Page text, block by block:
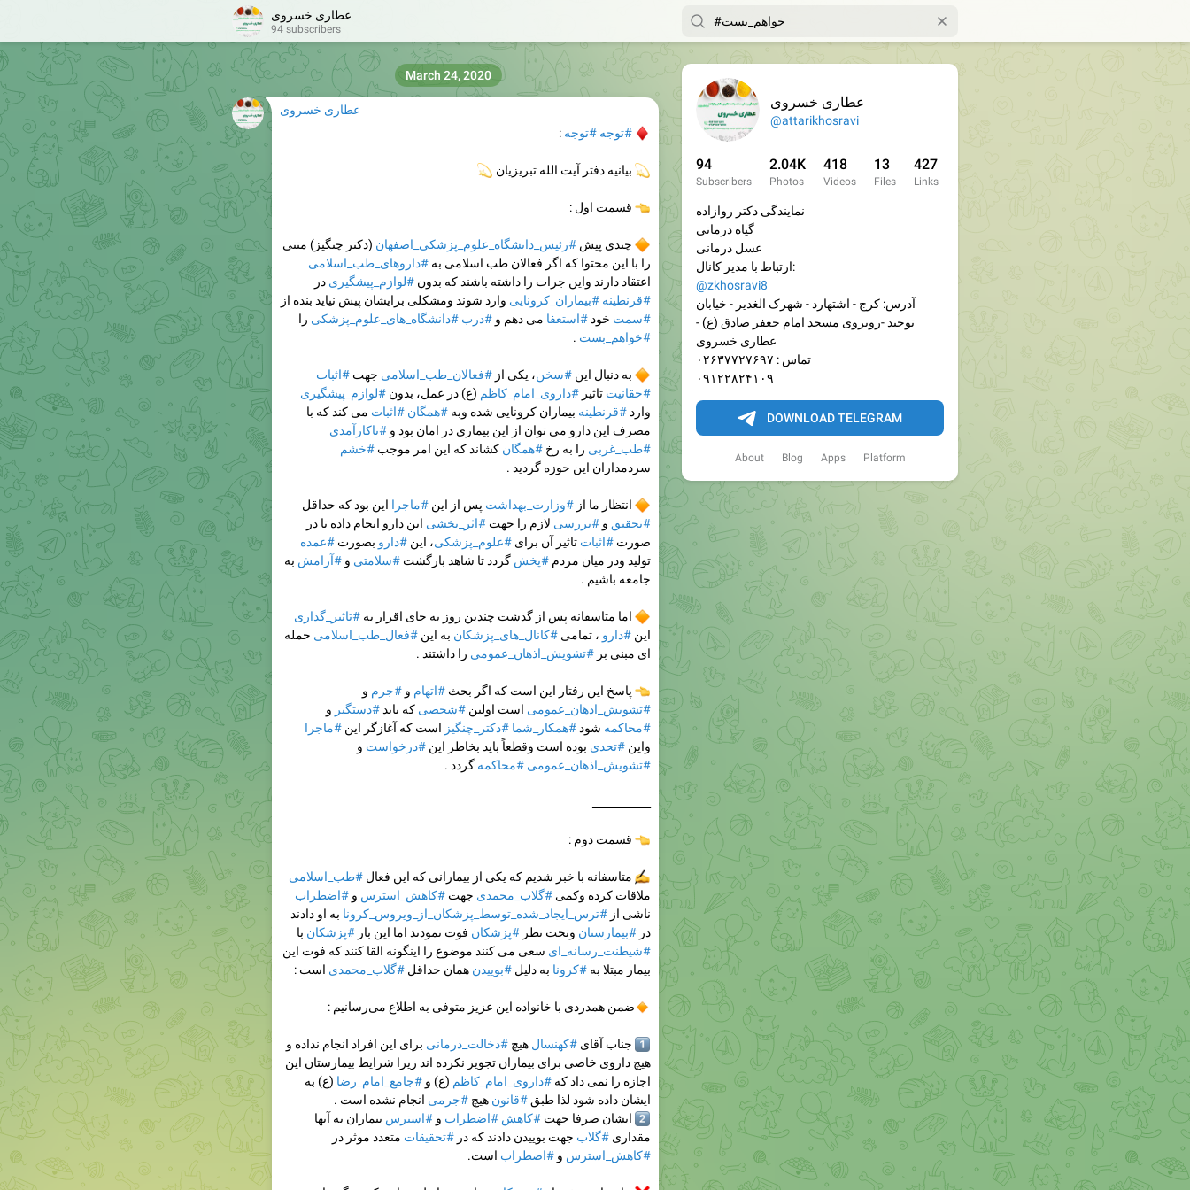
عطاری خسروی
@attarikhosravi
94
Subscribers
2.04K
Photos
418
Videos
13
Files
427
Links
نمایندگی دکتر روازاده
گیاه درمانی
عسل درمانی
ارتباط با مدیر کانال:
@zkhosravi8
آدرس: کرج - اشتهارد - شهرک الغدیر - خیابان
توحید -روبروی مسجد امام جعفر صادق (ع) -
عطاری خسروی
تماس : ۰۲۶۳۷۷۲۷۶۹۷
۰۹۱۲۲۸۲۴۱۰۹
DOWNLOAD TELEGRAM
About Blog Apps Platform
عطاری خسروی
94 subscribers
عطاری خسروی
♦️#توجه #توجه :
💫بیانیه دفتر آیت الله تبریزیان
💫
👈قسمت اول :
🔶چندی پیش#رئیس_دانشگاه_علوم_پزشکی_اصفهان (دکتر چنگیز) متنی
را با این محتوا که اگر فعالان طب اسلامی به #داروهای_طب_اسلامی
اعتقاد دارند واین جرات را داشته باشند که بدون #لوازم_پیشگیری در
#قرنطینه #بیماران_کرونایی وارد شوند ومشکلی برایشان پیش نیاید بنده از
#سمت خود #استعفا می دهم و #درب #دانشگاه_های_علوم_پزشکی را
#خواهم_بست .
🔶به دنبال این#سخن، یکی از#فعالان_طب_اسلامی جهت#اثبات
#حقانیت تاثیر #داروی_امام_کاظم (ع) در عمل، بدون #لوازم_پیشگیری
وارد #قرنطینه بیماران کرونایی شده وبه #همگان #اثبات می کند که با
مصرف این دارو می توان از این بیماری در امان بود و #ناکارآمدی
#طب_غربی را به رخ #همگان کشاند که این امر موجب #خشم
سردمداران این حوزه گردید .
🔶انتظار ما از#وزارت_بهداشت پس از این#ماجرا این بود که حداقل
#تحقیق و #بررسی لازم را جهت #اثر_بخشی این دارو انجام داده تا در
صورت #اثبات تاثیر آن برای #علوم_پزشکی، این #دارو بصورت #عمده
تولید ودر میان مردم #پخش گردد تا شاهد بازگشت #سلامتی و #آرامش به
جامعه باشیم .
🔶اما متاسفانه پس از گذشت چندین روز به جای اقرار به#تاثیر_گذاری
این #دارو ، تمامی #کانال_های_پزشکان به این #فعال_طب_اسلامی حمله
ای مبنی بر #تشویش_اذهان_عمومی را داشتند .
👈پاسخ این رفتار این است که اگر بحث#اتهام و#جرم و
#تشویش_اذهان_عمومی است اولین #شخصی که باید #دستگیر و
#محاکمه شود #همکار_شما #دکتر_چنگیز است که آغازگر این #ماجرا
واین #تحدی بوده است وقطعاً باید بخاطر این #درخواست و
#تشویش_اذهان_عمومی #محاکمه گردد .
👈قسمت دوم :
✍️متاسفانه با خبر شدیم که یکی از بیمارانی که این فعال#طب_اسلامی
ملاقات کرده وکمی #گلاب_محمدی جهت #کاهش_استرس و #اضطراب
ناشی از #ترس_ایجاد_شده_توسط_پزشکان_از_ویروس_کرونا به او دادند
در #بیمارستان وتحت نظر #پزشکان فوت نمودند اما این بار #پزشکان با
#شیطنت_رسانه_ای سعی می کنند موضوع را اینگونه القا کنند که فوت این
بیمار مبتلا به #کرونا به دلیل #بوییدن همان حداقل #گلاب_محمدی است :
🔸ضمن همدردی با خانواده این عزیز متوفی به اطلاع می‌رسانیم :
1️⃣جناب آقای#کهنسال هیچ#دخالت_درمانی برای این افراد انجام نداده و
هیچ داروی خاصی برای بیماران تجویز نکرده اند زیرا شرایط بیمارستان این
اجازه را نمی داد که #داروی_امام_کاظم (ع) و #جامع_امام_رضا (ع) به
ایشان داده شود لذا طبق #قانون هیچ #جرمی انجام نشده است .
2️⃣ایشان صرفا جهت#کاهش #اضطراب و#استرس بیماران به آنها
مقداری #گلاب جهت بوییدن دادند که در #تحقیقات متعدد موثر در
#کاهش_استرس و #اضطراب است.
March 24, 2020